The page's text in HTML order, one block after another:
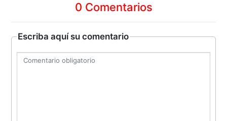
0 Comentarios
Escriba aquí su comentario